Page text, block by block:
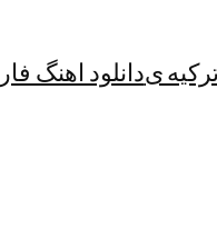
یدانلود اهنگ